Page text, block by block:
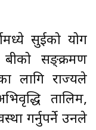
सुईको प्रयोग
बीको सङ्क्रमण
लागि राज्यले
तालिम,
गर्नुपर्ने उनले